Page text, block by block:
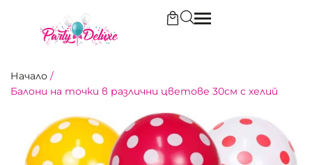
Начало /
Балони на точки в различни цветове 30см с хелий